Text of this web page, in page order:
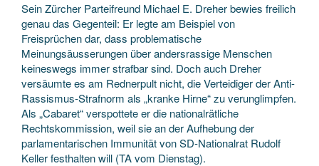
Sein Zürcher Parteifreund Michael E. Dreher bewies freilich
genau das Gegenteil: Er legte am Beispiel von
Freisprüchen dar, dass problematische
Meinungsäusserungen über andersrassige Menschen
keineswegs immer strafbar sind. Doch auch Dreher
versäumte es am Rednerpult nicht, die Verteidiger der Anti-
Rassismus-Strafnorm als „kranke Hirne“ zu verunglimpfen.
Als „Cabaret“ verspottete er die nationalrätliche
Rechtskommission, weil sie an der Aufhebung der
parlamentarischen Immunität von SD-Nationalrat Rudolf
Keller festhalten will (TA vom Dienstag).